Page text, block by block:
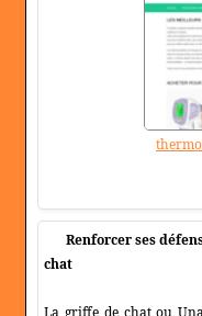
Renforcer ses
chat